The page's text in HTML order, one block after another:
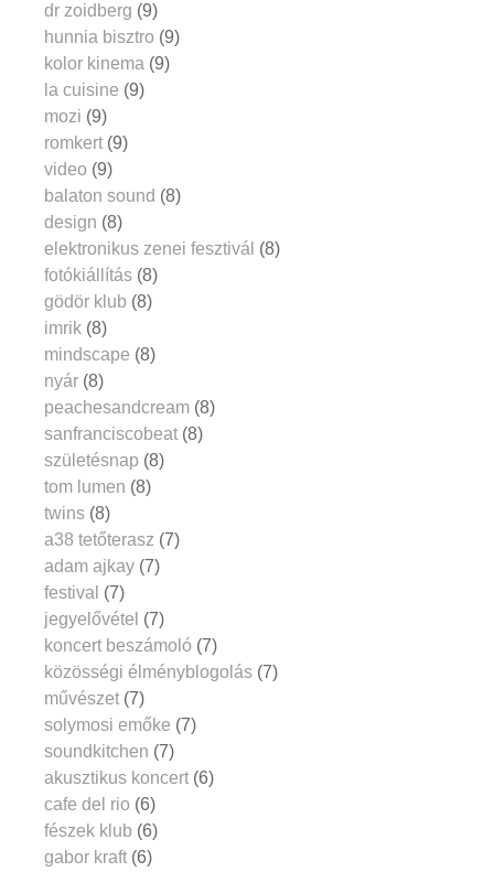
dr zoidberg (9)
hunnia bisztro (9)
kolor kinema (9)
la cuisine (9)
mozi (9)
romkert (9)
video (9)
balaton sound (8)
design (8)
elektronikus zenei fesztivál (8)
fotókiállítás (8)
gödör klub (8)
imrik (8)
mindscape (8)
nyár (8)
peachesandcream (8)
sanfranciscobeat (8)
születésnap (8)
tom lumen (8)
twins (8)
a38 tetőterasz (7)
adam ajkay (7)
festival (7)
jegyelővétel (7)
koncert beszámoló (7)
közösségi élményblogolás (7)
művészet (7)
solymosi emőke (7)
soundkitchen (7)
akusztikus koncert (6)
cafe del rio (6)
fészek klub (6)
gabor kraft (6)